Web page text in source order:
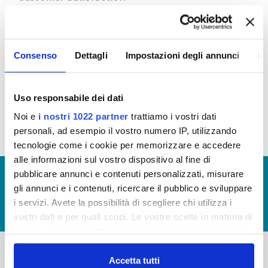
Consenso Dettagli Impostazioni degli annunci
Uso responsabile dei dati
Noi e i nostri 1022 partner trattiamo i vostri dati
personali, ad esempio il vostro numero IP, utilizzando
tecnologie come i cookie per memorizzare e accedere
alle informazioni sul vostro dispositivo al fine di
pubblicare annunci e contenuti personalizzati, misurare
gli annunci e i contenuti, ricercare il pubblico e sviluppare
i servizi. Avete la possibilità di scegliere chi utilizza i
vostri dati e per quali scopi. Le vostre scelte in materia di
in cui avete effettuato le vostre scelte. È possibile
modificare o revocare il proprio consenso in qualsiasi
Accetta tutti
Publiacqua
ascolta e cerca di comprendere i bisogni, i
desideri che il cittadino esprime sul servizio idrico
integrato ed in base a questi orienta le proprie
scelte, le proprie decisioni per cercare di migliorare
Customer Satisfaction I Sem.2024
© Copyright 2017 - 2026
GLOSSARIO
GIUDICA IL SERVIZIO
LAVORA CON NOI